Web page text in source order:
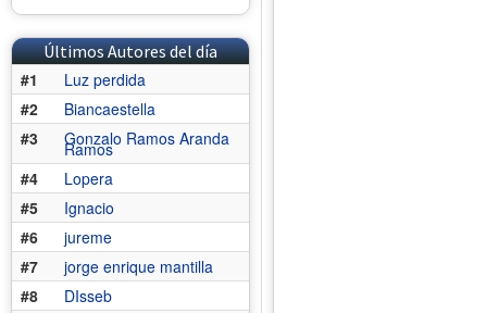
Últimos Autores del día
#1
Luz perdida
#2
Biancaestella
#3
Gonzalo Ramos Aranda
Ramos
#4
Lopera
#5
Ignacio
#6
jureme
#7
jorge enrique mantilla
#8
DIsseb